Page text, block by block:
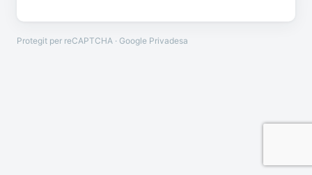
Protegit per reCAPTCHA · Google Privadesa